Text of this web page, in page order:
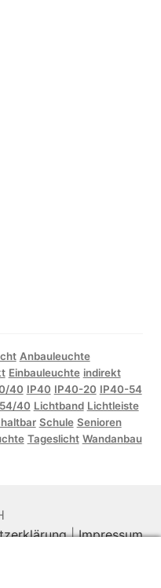
Anbauleuchte
Einbauleuchte indirekt
40 IP40 IP40-20 IP40-54
40 Lichtband Lichtleiste
Schule Senioren
Tageslicht Wandanbau
|Impressum